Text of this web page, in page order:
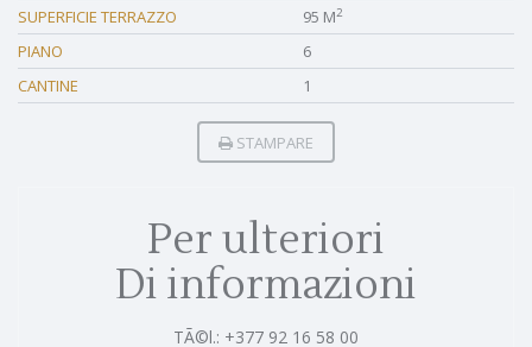
SUPERFICIE TERRAZZO 95 M2
PIANO
6
CANTINE
1
STAMPARE
Per ulteriori
Di informazioni
TÃ©l.: +377 92 16 58 00